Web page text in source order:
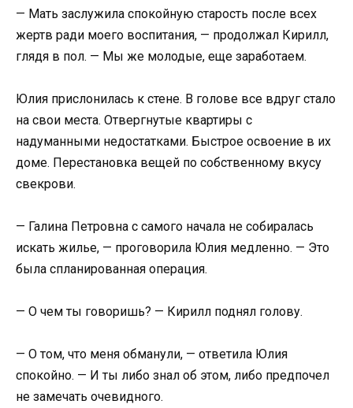
— Мать заслужила спокойную старость после всех
жертв ради моего воспитания, — продолжал Кирилл,
глядя в пол. — Мы же молодые, еще заработаем.
Юлия прислонилась к стене. В голове все вдруг стало
на свои места. Отвергнутые квартиры с
надуманными недостатками. Быстрое освоение в их
доме. Перестановка вещей по собственному вкусу
свекрови.
— Галина Петровна с самого начала не собиралась
искать жилье, — проговорила Юлия медленно. — Это
была спланированная операция.
— О чем ты говоришь? — Кирилл поднял голову.
— О том, что меня обманули, — ответила Юлия
спокойно. — И ты либо знал об этом, либо предпочел
не замечать очевидного.